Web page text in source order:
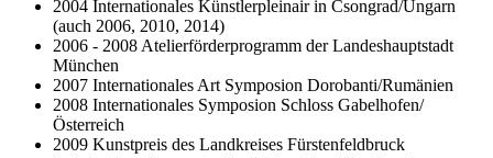
2004 Internationales Künstlerpleinair in Csongrad/Ungarn
(auch 2006, 2010, 2014)
2006 - 2008 Atelierförderprogramm der Landeshauptstadt
München
2007 Internationales Art Symposion Dorobanti/Rumänien
2008 Internationales Symposion Schloss Gabelhofen/
Österreich
2009 Kunstpreis des Landkreises Fürstenfeldbruck